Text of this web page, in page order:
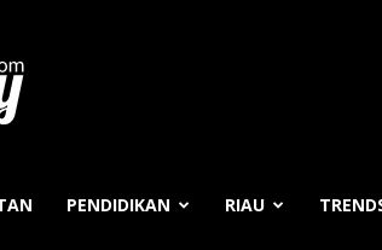
PENDIDIKAN RIAU